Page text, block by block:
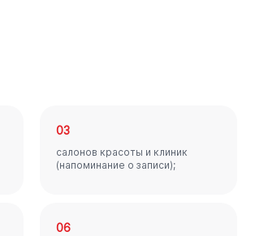
03
салонов красоты и клиник
(напоминание о записи);
06